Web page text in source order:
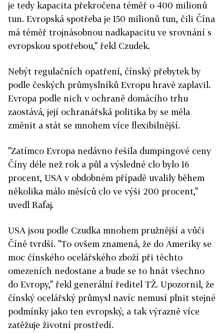
je tedy kapacita překročena téměř o 400 milionů
tun. Evropská spotřeba je 150 milionů tun, čili Čína
má téměř trojnásobnou nadkapacitu ve srovnání s
evropskou spotřebou," řekl Czudek.
Nebýt regulačních opatření, čínský přebytek by
podle českých průmyslníků Evropu hravě zaplavil.
Evropa podle nich v ochraně domácího trhu
zaostává, její ochranářská politika by se měla
změnit a stát se mnohem více flexibilnější.
"Zatímco Evropa nedávno řešila dumpingové ceny
Číny déle než rok a půl a výsledné clo bylo 16
procent, USA v obdobném případě uvalily během
několika málo měsíců clo ve výši 200 procent,"
uvedl Rafaj.
USA jsou podle Czudka mnohem pružnější a vůči
Číně tvrdší. "To ovšem znamená, že do Ameriky se
moc čínského ocelářského zboží při těchto
omezeních nedostane a bude se to hnát všechno
do Evropy," řekl generální ředitel TŽ. Upozornil, že
čínský ocelářský průmysl navíc nemusí plnit stejné
podmínky jako ten evropský, a tak výrazně více
zatěžuje životní prostředí.